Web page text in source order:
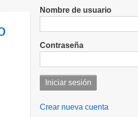
Nombre de usuario
Contraseña
Crear nueva cuenta